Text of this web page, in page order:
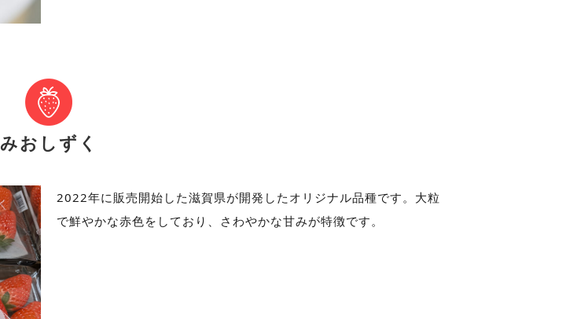
みおしずく
2022年に販売開始した滋賀県が開発したオリジナル品種です。大粒
で鮮やかな赤色をしており、さわやかな甘みが特徴です。